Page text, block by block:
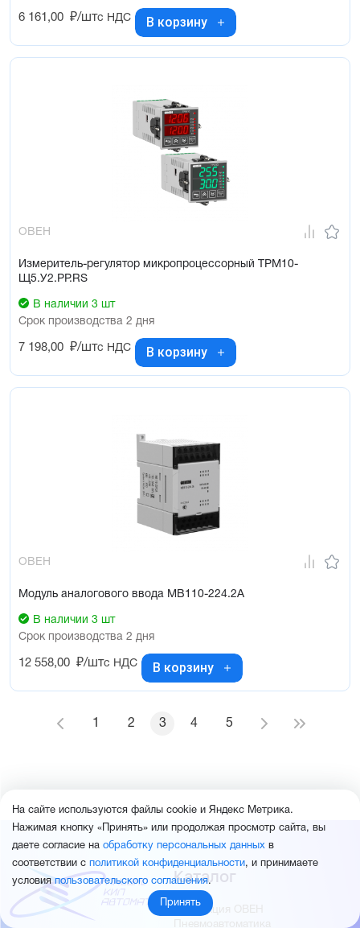
6 161,00 ₽/штс НДС В корзину
ОВЕН
Измеритель-регулятор микропроцессорный ТРМ10-
Щ5.У2.РР.RS
В наличии 3 шт
Срок производства 2 дня
7 198,00 ₽/штс НДС В корзину
ОВЕН
Модуль аналогового ввода МВ110-224.2А
В наличии 3 шт
Срок производства 2 дня
12 558,00 ₽/штс НДС В корзину
1 2 3 4 5
Каталог
Продукция ОВЕН
Пневмоавтоматика
На сайте используются файлы cookie и Яндекс Метрика.
Нажимая кнопку «Принять» или продолжая просмотр сайта, вы
даете согласие на обработку персональных данных в
соответствии с политикой конфиденциальности, и принимаете
условия пользовательского соглашения.
Принять